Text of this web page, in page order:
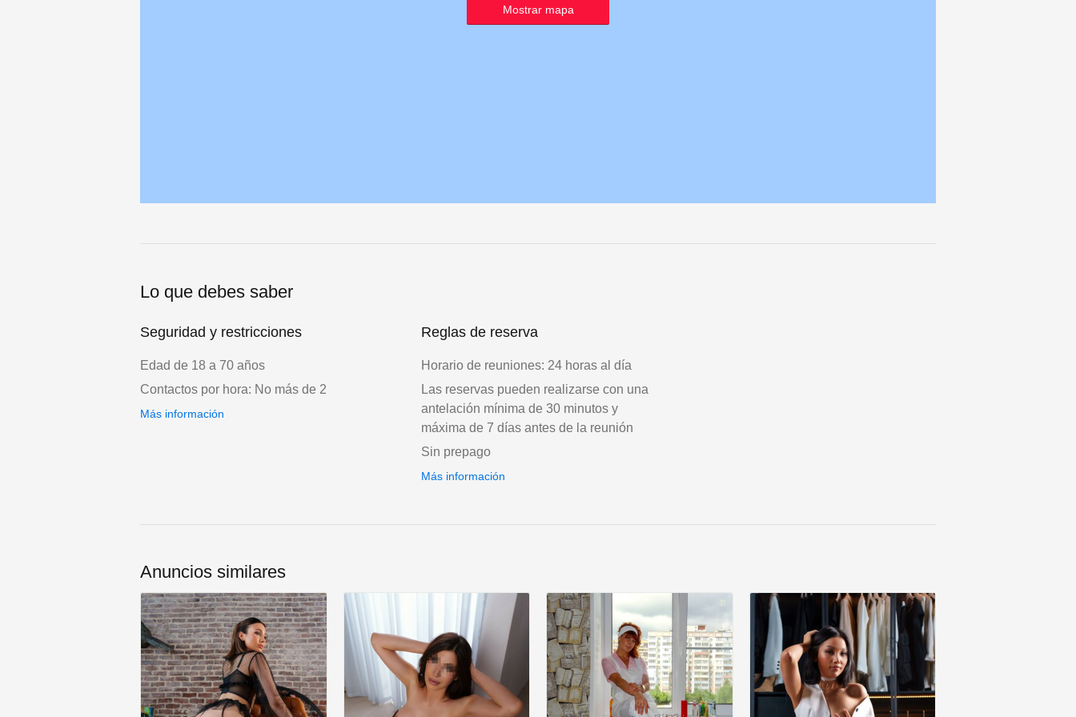
Mostrar mapa
Lo que debes saber
Seguridad y restricciones
Edad de 18 a 70 años
Contactos por hora: No más de 2
Más información
Reglas de reserva
Horario de reuniones: 24 horas al día
Las reservas pueden realizarse con una
antelación mínima de 30 minutos y
máxima de 7 días antes de la reunión
Sin prepago
Más información
Anuncios similares